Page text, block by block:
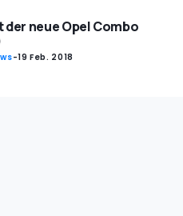
der neue Opel Combo
-19 Feb. 2018